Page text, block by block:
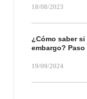
18/08/2023
¿Cómo saber
embargo?
19/09/2024